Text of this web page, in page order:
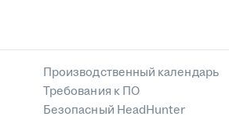
Производственный календарь
Требования к ПО
Безопасный HeadHunter